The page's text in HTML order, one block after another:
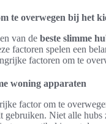
te overwegen bij het
van de beste slimme
factoren spelen een
factoren om te
woning apparaten
factor om te
gebruiken. Niet alle hubs